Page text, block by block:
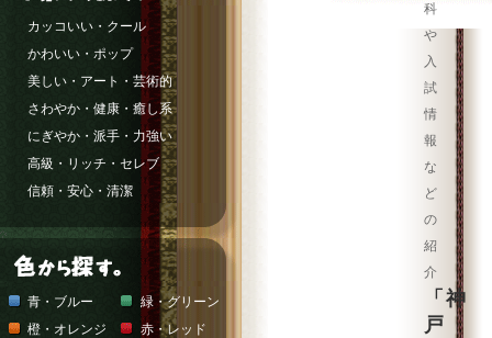
科
や
入
試
情
報
な
ど
の
紹
介
「神
戸
カッコいい・クール
かわいい・ポップ
美しい・アート・芸術的
さわやか・健康・癒し系
にぎやか・派手・力強い
高級・リッチ・セレブ
信頼・安心・清潔
青・ブルー
緑・グリーン
橙・オレンジ
赤・レッド